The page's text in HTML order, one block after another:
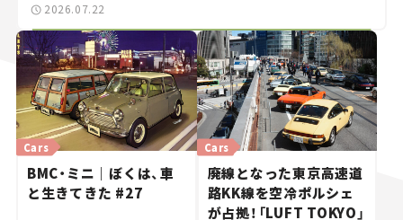
2026.07.22
Cars
BMC・ミニ｜ぼくは、車
と生きてきた #27
Cars
廃線となった東京高速道
路KK線を空冷ポルシェ
が占拠！「LUFT TOKYO」